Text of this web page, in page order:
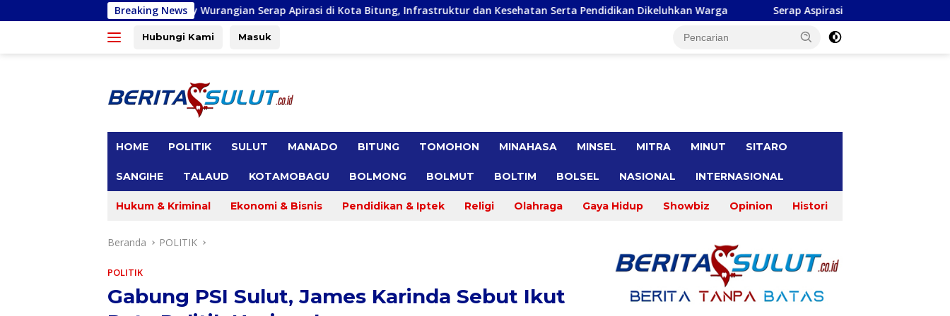
ke
Breaking News
Priscilla Cindy Wurangian Serap Apirasi di Kota Bitung, Infrastruktur dan Kesehatan Serta Pendidikan Dikeluhkan Warga Serap Aspirasi di Minsel, Michaela E Paruntu Terima
Hubungi Kami Masuk
HOME POLITIK SULUT MANADO BITUNG TOMOHON MINAHASA MINSEL MITRA MINUT SITARO
SANGIHE TALAUD KOTAMOBAGU BOLMONG BOLMUT BOLTIM BOLSEL NASIONAL INTERNASIONAL
Hukum & Kriminal Ekonomi & Bisnis Pendidikan & Iptek Religi Olahraga Gaya Hidup Showbiz Opinion Histori
Beranda POLITIK
POLITIK
Gabung PSI Sulut, James Karinda Sebut Ikut